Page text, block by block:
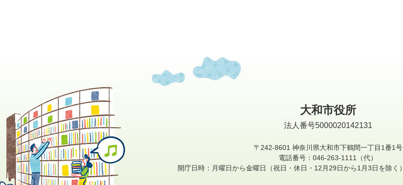
大和市役所
法人番号5000020142131
〒242-8601 神奈川県大和市下鶴間一丁目1番1号
電話番号：046-263-1111（代）
開庁日時：月曜日から金曜日
（祝日・休日・12月29日から1月3日を除く）